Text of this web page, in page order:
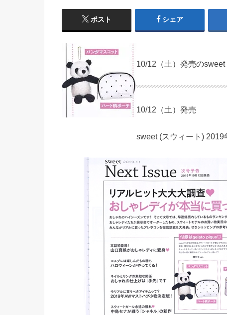
ポスト シェア
10/12（土）発売の
10/12（土）発売
sweet (スウィート) 2019